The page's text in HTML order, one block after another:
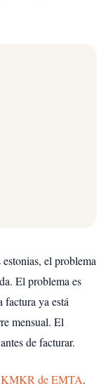
el problema
El problema es
factura ya está
mensual. El
de facturar.
de EMTA.